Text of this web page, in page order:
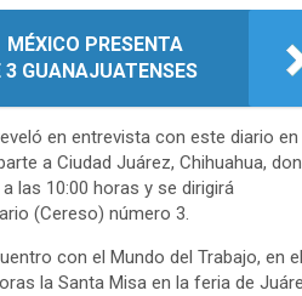
MÉXICO PRESENTA
3 GUANAJUATENSES
en entrevista con este diario en
a Ciudad Juárez, Chihuahua,
las 10:00 horas y se dirigirá
(Cereso) número 3.
con el Mundo del Trabajo, en el
la Santa Misa en la feria de